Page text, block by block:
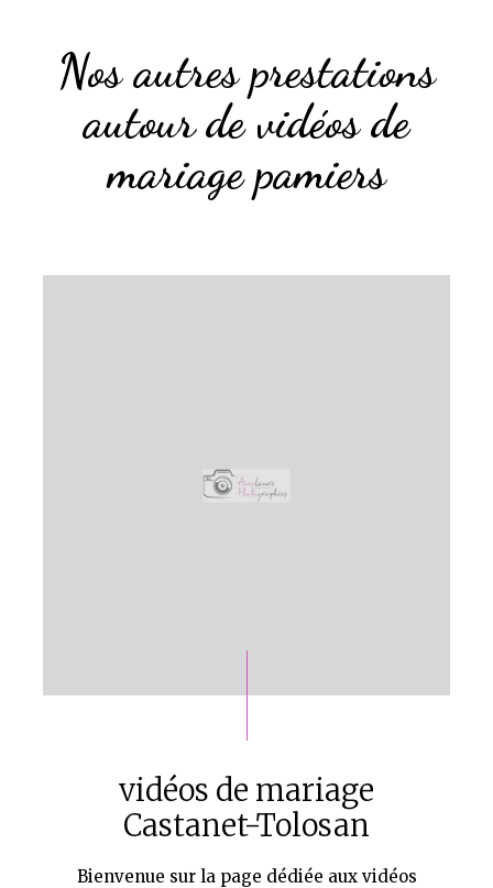
Nos autres prestations
autour de vidéos de
mariage pamiers
vidéos de mariage
Castanet-Tolosan
Bienvenue sur la page dédiée aux vidéos